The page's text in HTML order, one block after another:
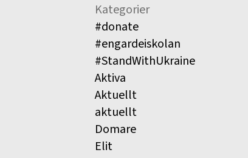
Kategorier
#donate
#engardeiskolan
#StandWithUkraine
Aktiva
Aktuellt
aktuellt
Domare
Elit